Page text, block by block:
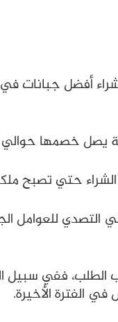
أفضل جبانات
خصمها حوالي 40%.
حتي تصبح
التصدي للعوامل
الطلب، ففي سبيل
الفترة الأخيرة.